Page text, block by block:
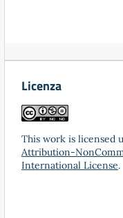
Licenza
This work is licensed
Attribution-
International License.